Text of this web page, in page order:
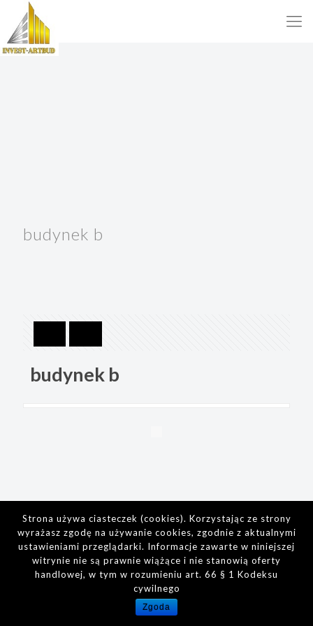
budynek b
budynek b
Strona używa ciasteczek (cookies). Korzystając ze strony
wyrażasz zgodę na używanie cookies, zgodnie z aktualnymi
ustawieniami przeglądarki. Informacje zawarte w niniejszej
witrynie nie są prawnie wiążące i nie stanowią oferty
handlowej, w tym w rozumieniu art. 66 § 1 Kodeksu
cywilnego
Zgoda